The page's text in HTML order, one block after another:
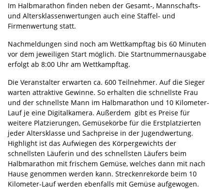
Im Halbmarathon finden neben der Gesamt-, Mannschafts-
und Altersklassenwertungen auch eine Staffel- und
Firmenwertung statt.
Nachmeldungen sind noch am Wettkampftag bis 60 Minuten
vor dem jeweiligen Start möglich. Die Startnummernausgabe
erfolgt ab 8:00 Uhr am Wettkampftag.
Die Veranstalter erwarten ca. 600 Teilnehmer. Auf die Sieger
warten attraktive Gewinne. So erhalten die schnellste Frau
und der schnellste Mann im Halbmarathon und 10 Kilometer-
Lauf je eine Digitalkamera. Außerdem gibt es Preise für
weitere Platzierungen, Gemüsekörbe für die Erstplatzierten
jeder Altersklasse und Sachpreise in der Jugendwertung.
Highlight ist das Aufwiegen des Körpergewichts der
schnellsten Läuferin und des schnellsten Läufers beim
Halbmarathon mit frischem Gemüse, welches dann mit nach
Hause genommen werden kann. Streckenrekorde beim 10
Kilometer-Lauf werden ebenfalls mit Gemüse aufgewogen.